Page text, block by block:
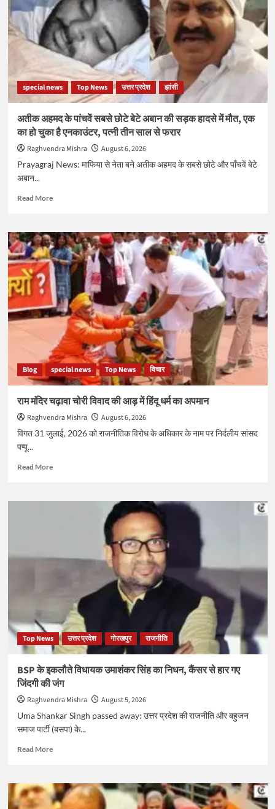
बरी
होने
के
बाद
अयोध्या
बृजभूषण
शरण
सिंह,
समर्थकों
ने
किया
भव्य
special news Top News उत्तर प्रदेश झांसी
अतीक अहमद के पांचवें सबसे छोटे बेटे अबान की सड़क हादसे में मौत, एक
का हो चुका है एनकाउंटर, पत्नी तीन साल से फरार
Raghvendra Mishra
August 6, 2026
Prayagraj News: माफिया से नेता बने अतीक अहमद के सबसे छोटे और पाँचवें बेटे
अबान...
Read MoreRead
अतीक
अहमद
के
पांचवें
सबसे
छोटे
बेटे
अबान
सड़क
हादसे
में
मौत,
एक
हो
चुका
है
एनकाउंटर,
तीन
फरार
Blog special news Top News विचार
राम मंदिर चढ़ावा चोरी विवाद की आड़ में हिंदू धर्म का अपमान
Raghvendra Mishra
August 6, 2026
विगत 31 जुलाई, 2026 को राजनीतिक विरोध के अधिकार के नाम पर निर्दलीय सांसद
पप्पू...
Read MoreRead
राम
की
अपमान
Top News उत्तर प्रदेश गोरखपुर राजनीति
BSP के इकलौते विधायक उमाशंकर सिंह का निधन, कैंसर से हार गए
जिंदगी की जंग
Raghvendra Mishra
August 5, 2026
Uma Shankar Singh passed away: उत्तर प्रदेश की राजनीति और बहुजन
समाज पार्टी (बसपा) के...
Read MoreRead
BSP
के
इकलौते